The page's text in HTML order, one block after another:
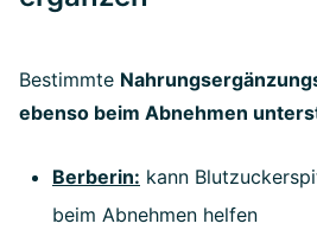
Bestimmte
ebenso beim Abnehmen
Berberin: kann
beim Abnehmen helfen